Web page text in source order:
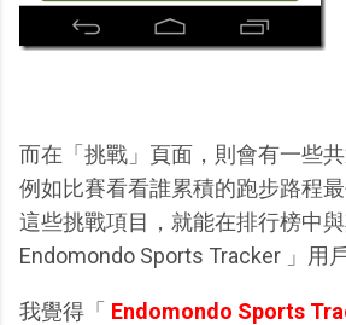
而在「挑戰」頁面，則會有一些
例如比賽看看誰累積的跑步路程
這些挑戰項目，就能在排行榜中與
Endomondo Sports Tracker 」用
我覺得「 Endomondo Sports